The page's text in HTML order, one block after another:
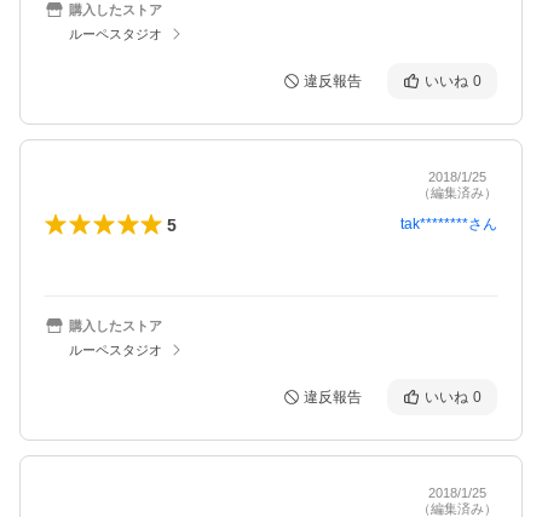
購入したストア
ルーペスタジオ
違反報告 いいね 0
2018/1/25
（編集済み）
5 tak********さん
購入したストア
ルーペスタジオ
違反報告 いいね 0
2018/1/25
（編集済み）